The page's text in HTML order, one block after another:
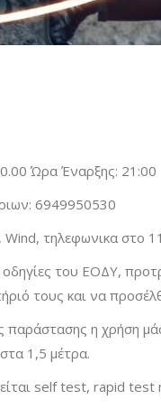
Ώρα Έναρξης: 21:00
6949950530
τηλεφωνικα στο
του ΕΟΔΥ,
τους και να
παράστασης η χρήση
1,5 μέτρα.
self test, rapid test